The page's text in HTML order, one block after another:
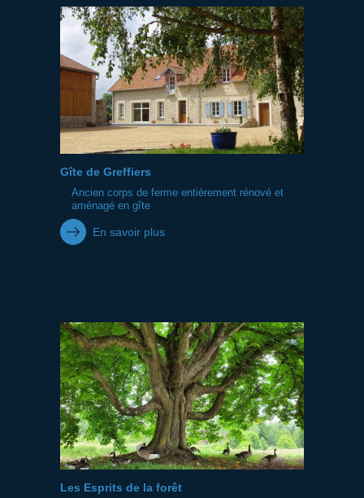
Gîte de Greffiers
Ancien corps de ferme entièrement rénové et
aménagé en gîte
En savoir plus
Les Esprits de la forêt